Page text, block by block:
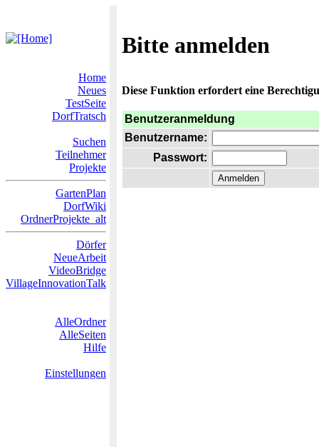
Bitte anmelden
Home
Neues
TestSeite
DorfTratsch
Suchen
Teilnehmer
Projekte
GartenPlan
DorfWiki
OrdnerProjekte_alt
Dörfer
NeueArbeit
VideoBridge
VillageInnovationTalk
AlleOrdner
AlleSeiten
Hilfe
Einstellungen
Diese Funktion erfordert eine
Benutzeranmeldung
Benutzername:
Passwort: